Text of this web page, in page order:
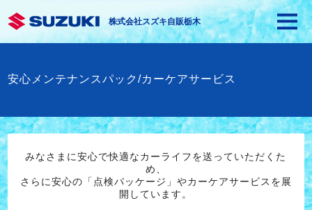
株式会社スズキ自販栃木
安心メンテナンスパック/カーケアサービス
みなさまに安心で快適なカーライフを送っていただくた
め、
さらに安心の「点検パッケージ」やカーケアサービスを展
開しています。